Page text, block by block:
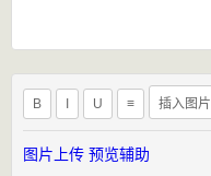
B U ≡ 插入图片
图片上传 预览辅助